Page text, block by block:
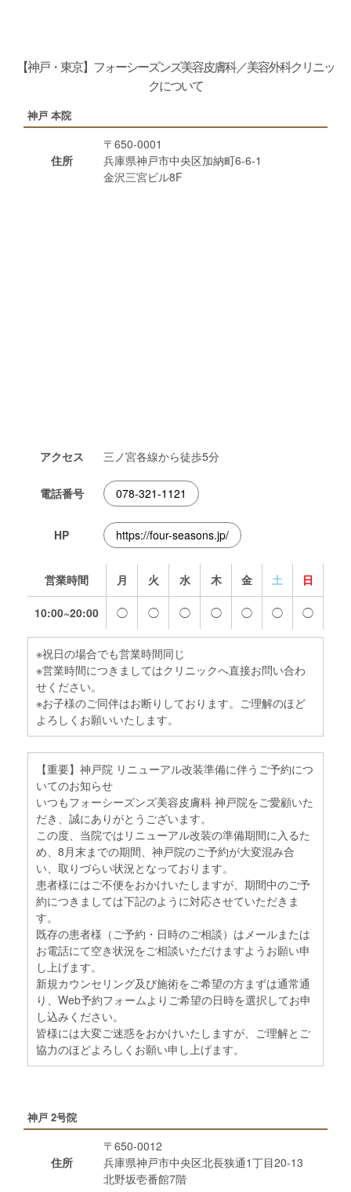
【神戸・東京】フォーシーズンズ美容皮膚科／美容外科クリニッ
クについて
神戸 本院
住所
〒650-0001
兵庫県神戸市中央区加納町6-6-1
金沢三宮ビル8F
アクセス 三ノ宮各線から徒歩5分
電話番号 078-321-1121
HP https://four-seasons.jp/
営業時間 月 火 水 木 金 土 日
10:00~20:00 ◯ ◯ ◯ ◯ ◯ ◯ ◯
※祝日の場合でも営業時間同じ
※営業時間につきましてはクリニックへ直接お問い合わ
せください。
※お子様のご同伴はお断りしております。ご理解のほど
よろしくお願いいたします。
【重要】神戸院 リニューアル改装準備に伴うご予約につ
いてのお知らせ
いつもフォーシーズンズ美容皮膚科 神戸院をご愛顧いた
だき、誠にありがとうございます。
この度、当院ではリニューアル改装の準備期間に入るた
め、8月末までの期間、神戸院のご予約が大変混み合
い、取りづらい状況となっております。
患者様にはご不便をおかけいたしますが、期間中のご予
約につきましては下記のように対応させていただきま
す。
既存の患者様（ご予約・日時のご相談）はメールまたは
お電話にて空き状況をご相談いただけますようお願い申
し上げます。
新規カウンセリング及び施術をご希望の方まずは通常通
り、Web予約フォームよりご希望の日時を選択してお申
し込みください。
皆様には大変ご迷惑をおかけいたしますが、ご理解とご
協力のほどよろしくお願い申し上げます。
神戸 2号院
住所
〒650-0012
兵庫県神戸市中央区北長狭通1丁目20-13
北野坂壱番館7階